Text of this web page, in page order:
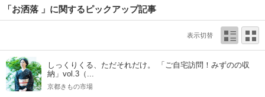
「お洒落 」に関するピックアップ記事
表示切替
しっくりくる、ただそれだけ。 「ご自宅訪問！みずのの収
納」vol.3（...
京都きもの市場